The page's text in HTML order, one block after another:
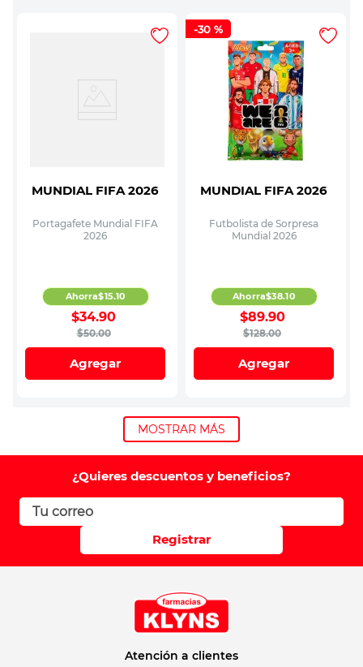
MUNDIAL FIFA 2026
Portagafete Mundial FIFA
2026
$50.00
$34.90
Ahorra$15.10
Agregar
-30 %
MUNDIAL FIFA 2026
Futbolista de Sorpresa
Mundial 2026
$128.00
$89.90
Ahorra$38.10
Agregar
MOSTRAR MÁS
¿Quieres descuentos y beneficios?
Registrar
Atención a clientes